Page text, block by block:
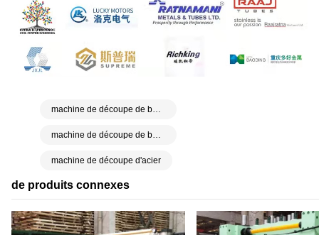
de produits connexes
machine de découpe d'acier